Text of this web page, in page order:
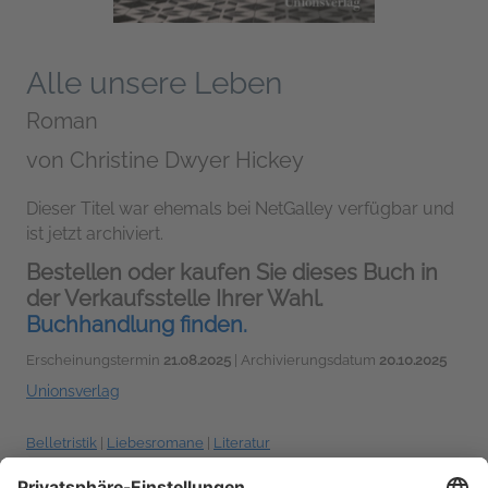
Alle unsere Leben
Roman
von Christine Dwyer Hickey
Dieser Titel war ehemals bei NetGalley verfügbar und
ist jetzt archiviert.
Bestellen oder kaufen Sie dieses Buch in
der Verkaufsstelle Ihrer Wahl.
Buchhandlung finden.
Erscheinungstermin 21.08.2025 | Archivierungsdatum 20.10.2025
Unionsverlag
Belletristik Liebesromane Literatur